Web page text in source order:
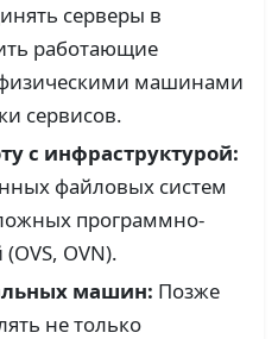
серверы в
работающие
машинами
сервисов.
с инфраструктурой:
файловых систем
программно-
OVN).
машин: Позже
не только